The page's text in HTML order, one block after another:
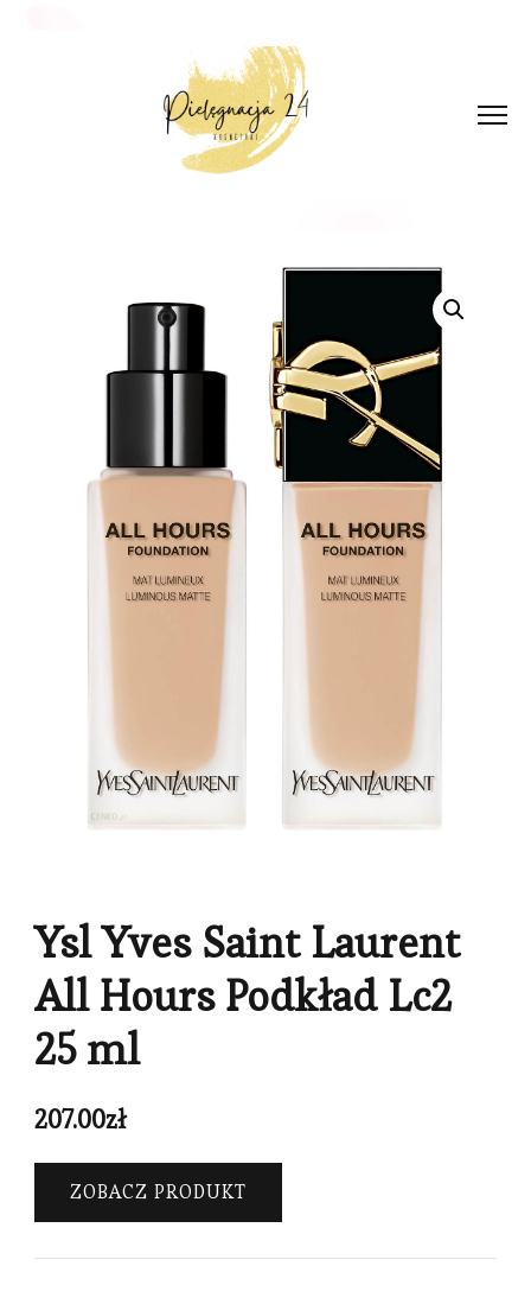
Ysl Yves Saint Laurent
All Hours Podkład Lc2
25 ml
207.00zł
ZOBACZ PRODUKT